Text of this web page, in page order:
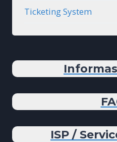
Ticketing System
ISP /